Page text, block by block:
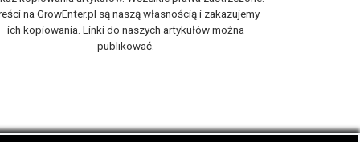
na GrowEnter.pl są naszą własnością i zakazujemy
ich kopiowania. Linki do naszych artykułów można
publikować.